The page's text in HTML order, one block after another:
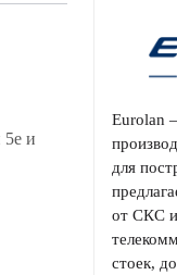
Eurolan
для
от СКС
стоек,